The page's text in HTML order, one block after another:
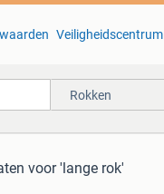
Veiligheidscentrum
Rokken
voor 'lange rok'